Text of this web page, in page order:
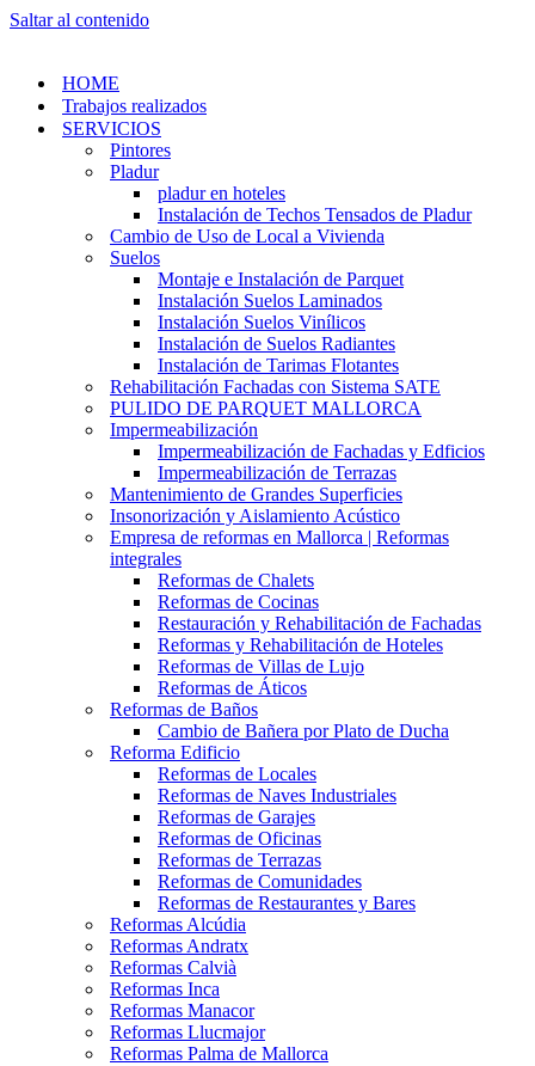
Saltar al contenido
HOME
Trabajos realizados
SERVICIOS
Pintores
Pladur
pladur en hoteles
Instalación de Techos Tensados de Pladur
Cambio de Uso de Local a Vivienda
Suelos
Montaje e Instalación de Parquet
Instalación Suelos Laminados
Instalación Suelos Vinílicos
Instalación de Suelos Radiantes
Instalación de Tarimas Flotantes
Rehabilitación Fachadas con Sistema SATE
PULIDO DE PARQUET MALLORCA
Impermeabilización
Impermeabilización de Fachadas y Edficios
Impermeabilización de Terrazas
Mantenimiento de Grandes Superficies
Insonorización y Aislamiento Acústico
Empresa de reformas en Mallorca | Reformas
integrales
Reformas de Chalets
Reformas de Cocinas
Restauración y Rehabilitación de Fachadas
Reformas y Rehabilitación de Hoteles
Reformas de Villas de Lujo
Reformas de Áticos
Reformas de Baños
Cambio de Bañera por Plato de Ducha
Reforma Edificio
Reformas de Locales
Reformas de Naves Industriales
Reformas de Garajes
Reformas de Oficinas
Reformas de Terrazas
Reformas de Comunidades
Reformas de Restaurantes y Bares
Reformas Alcúdia
Reformas Andratx
Reformas Calvià
Reformas Inca
Reformas Manacor
Reformas Llucmajor
Reformas Palma de Mallorca